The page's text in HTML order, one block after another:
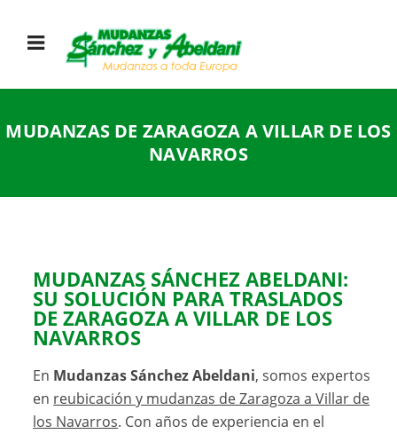
MUDANZAS DE ZARAGOZA A VILLAR DE LOS
NAVARROS
MUDANZAS SÁNCHEZ ABELDANI:
SU SOLUCIÓN PARA TRASLADOS
DE ZARAGOZA A VILLAR DE LOS
NAVARROS
En Mudanzas Sánchez Abeldani, somos expertos
en reubicación y mudanzas de Zaragoza a Villar de
los Navarros. Con años de experiencia en el